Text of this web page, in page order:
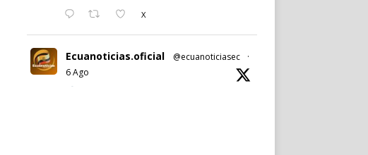
X
Ecuanoticias.oficial @ecuanoticiasec
·
6 Ago